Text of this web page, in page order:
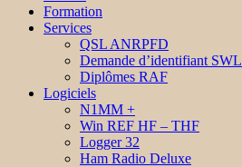
Formation
Services
QSL ANRPFD
Demande d’identifiant SWL
Diplômes RAF
Logiciels
N1MM +
Win REF HF – THF
Logger 32
Ham Radio Deluxe